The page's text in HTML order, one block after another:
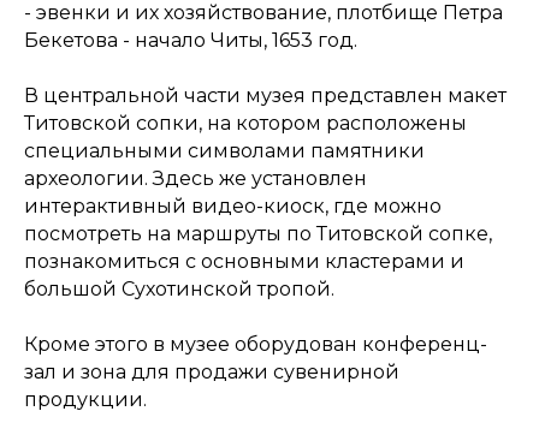
- эвенки и их хозяйствование, плотбище Петра
Бекетова - начало Читы, 1653 год.
В центральной части музея представлен макет
Титовской сопки, на котором расположены
специальными символами памятники
археологии. Здесь же установлен
интерактивный видео-киоск, где можно
посмотреть на маршруты по Титовской сопке,
познакомиться с основными кластерами и
большой Сухотинской тропой.
Кроме этого в музее оборудован конференц-
зал и зона для продажи сувенирной
продукции.